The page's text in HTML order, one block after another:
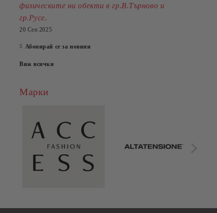
физическите ни обекти в гр.В.Търново и
гр.Русе.
20 Сеп 2025
Абонирай се за новини
Виж всички
Марки